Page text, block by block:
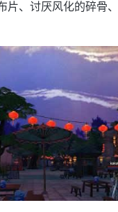
片、讨厌风化的碎骨、